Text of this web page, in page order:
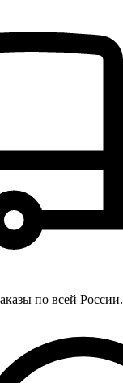
по всей России.